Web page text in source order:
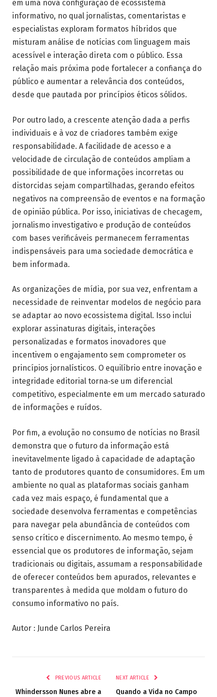
em uma nova configuração de ecossistema
informativo, no qual jornalistas, comentaristas e
especialistas exploram formatos híbridos que
misturam análise de notícias com linguagem mais
acessível e interação direta com o público. Essa
relação mais próxima pode fortalecer a confiança do
público e aumentar a relevância dos conteúdos,
desde que pautada por princípios éticos sólidos.
Por outro lado, a crescente atenção dada a perfis
individuais e à voz de criadores também exige
responsabilidade. A facilidade de acesso e a
velocidade de circulação de conteúdos ampliam a
possibilidade de que informações incorretas ou
distorcidas sejam compartilhadas, gerando efeitos
negativos na compreensão de eventos e na formação
de opinião pública. Por isso, iniciativas de checagem,
jornalismo investigativo e produção de conteúdos
com bases verificáveis permanecem ferramentas
indispensáveis para uma sociedade democrática e
bem informada.
As organizações de mídia, por sua vez, enfrentam a
necessidade de reinventar modelos de negócio para
se adaptar ao novo ecossistema digital. Isso inclui
explorar assinaturas digitais, interações
personalizadas e formatos inovadores que
incentivem o engajamento sem comprometer os
princípios jornalísticos. O equilíbrio entre inovação e
integridade editorial torna‑se um diferencial
competitivo, especialmente em um mercado saturado
de informações e ruídos.
Por fim, a evolução no consumo de notícias no Brasil
demonstra que o futuro da informação está
inevitavelmente ligado à capacidade de adaptação
tanto de produtores quanto de consumidores. Em um
ambiente no qual as plataformas sociais ganham
cada vez mais espaço, é fundamental que a
sociedade desenvolva ferramentas e competências
para navegar pela abundância de conteúdos com
senso crítico e discernimento. Ao mesmo tempo, é
essencial que os produtores de informação, sejam
tradicionais ou digitais, assumam a responsabilidade
de oferecer conteúdos bem apurados, relevantes e
transparentes à medida que moldam o futuro do
consumo informativo no país.
Autor : Junde Carlos Pereira
PREVIOUS ARTICLE
Whindersson Nunes abre a
NEXT ARTICLE
Quando a Vida no Campo